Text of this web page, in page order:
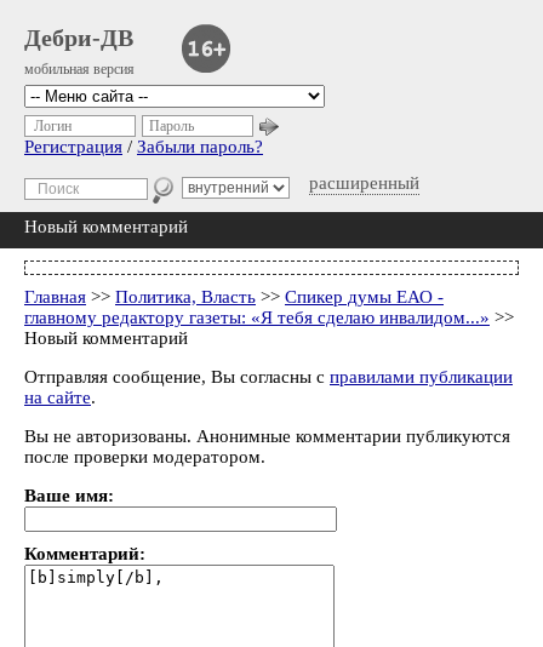
Дебри-ДВ
мобильная версия
расширенный
Логин Пароль
Регистрация / Забыли пароль?
Новый комментарий
Главная >> Политика, Власть >> Спикер думы ЕАО -
главному редактору газеты: «Я тебя сделаю инвалидом...» >>
Новый комментарий
Отправляя сообщение, Вы согласны с правилами публикации
на сайте.
Вы не авторизованы. Анонимные комментарии публикуются
после проверки модератором.
Ваше имя:
Комментарий: